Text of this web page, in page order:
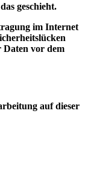
geschieht.
im Internet
Daten vor dem
auf dieser